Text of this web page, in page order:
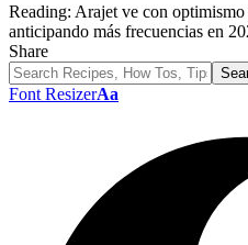
Reading: Arajet ve con
anticipando más frecuencias en
Share
Font ResizerAa